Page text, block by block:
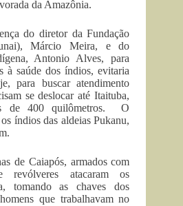
da Amazônia.
do diretor da Fundação
Márcio Meira, e do
Antonio Alves, para
à saúde dos índios, evitaria
para buscar atendimento
se deslocar até Itaituba,
de 400 quilômetros. O
índios das aldeias Pukanu,
de Caiapós, armados com
revólveres atacaram os
tomando as chaves dos
que trabalhavam no